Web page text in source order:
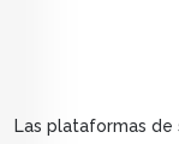
Las plataformas